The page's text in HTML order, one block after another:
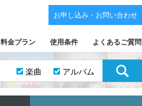
料金プラン 使用条件 よくあるご質問
お申し込み・お問い合わせ
楽曲 アルバム